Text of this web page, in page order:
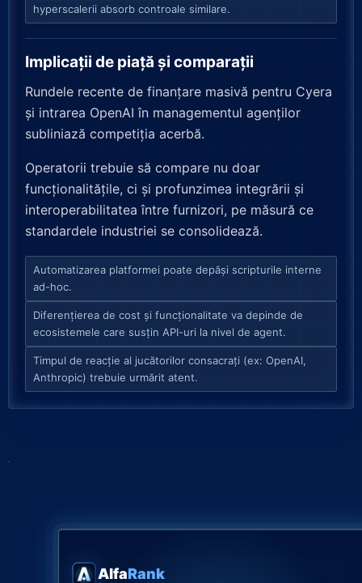
hyperscalerii absorb controale similare.
Implicații de piață și comparații
Rundele recente de finanțare masivă pentru Cyera
și intrarea OpenAI în managementul agenților
subliniază competiția acerbă.
Operatorii trebuie să compare nu doar
funcționalitățile, ci și profunzimea integrării și
interoperabilitatea între furnizori, pe măsură ce
standardele industriei se consolidează.
Automatizarea platformei poate depăși scripturile interne
ad-hoc.
Diferențierea de cost și funcționalitate va depinde de
ecosistemele care susțin API-uri la nivel de agent.
Timpul de reacție al jucătorilor consacrați (ex: OpenAI,
Anthropic) trebuie urmărit atent.
AlfaRank